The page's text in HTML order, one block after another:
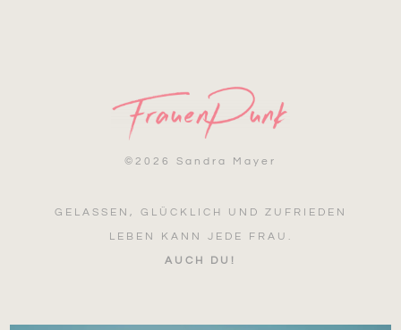
© 2026 Sandra Mayer
GELASSEN, GLÜCKLICH UND ZUFRIEDEN
LEBEN KANN JEDE FRAU.
AUCH DU!